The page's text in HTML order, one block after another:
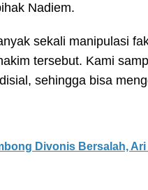
Nadiem.
sekali manipulasi
tersebut. Kami
sehingga bisa
Divonis Bersalah,